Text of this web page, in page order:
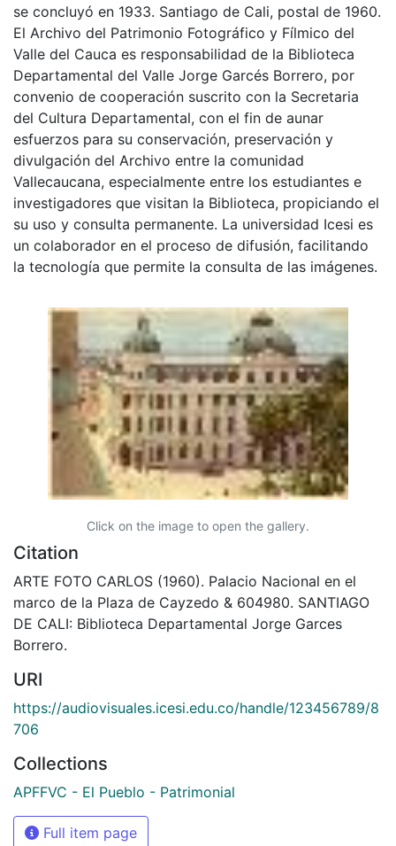
se concluyó en 1933. Santiago de Cali, postal de 1960.
El Archivo del Patrimonio Fotográfico y Fílmico del
Valle del Cauca es responsabilidad de la Biblioteca
Departamental del Valle Jorge Garcés Borrero, por
convenio de cooperación suscrito con la Secretaria
del Cultura Departamental, con el fin de aunar
esfuerzos para su conservación, preservación y
divulgación del Archivo entre la comunidad
Vallecaucana, especialmente entre los estudiantes e
investigadores que visitan la Biblioteca, propiciando el
su uso y consulta permanente. La universidad Icesi es
un colaborador en el proceso de difusión, facilitando
la tecnología que permite la consulta de las imágenes.
Click on the image to open the gallery.
Citation
ARTE FOTO CARLOS (1960). Palacio Nacional en el
marco de la Plaza de Cayzedo & 604980. SANTIAGO
DE CALI: Biblioteca Departamental Jorge Garces
Borrero.
URI
https://audiovisuales.icesi.edu.co/handle/123456789/8
706
Collections
APFFVC - El Pueblo - Patrimonial
Full item page